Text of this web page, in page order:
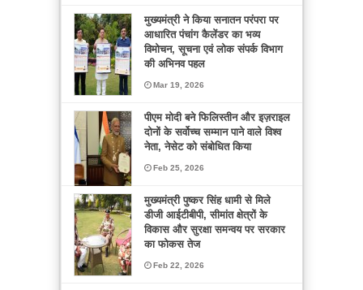
मुख्यमंत्री ने किया सनातन परंपरा पर
आधारित पंचांग कैलेंडर का भव्य
विमोचन, सूचना एवं लोक संपर्क विभाग
की अभिनव पहल
Mar 19, 2026
पीएम मोदी बने फिलिस्तीन और इज़राइल
दोनों के सर्वोच्च सम्मान पाने वाले विश्व
नेता, नेसेट को संबोधित किया
Feb 25, 2026
मुख्यमंत्री पुष्कर सिंह धामी से मिले
डीजी आईटीबीपी, सीमांत क्षेत्रों के
विकास और सुरक्षा समन्वय पर सरकार
का फोकस तेज
Feb 22, 2026